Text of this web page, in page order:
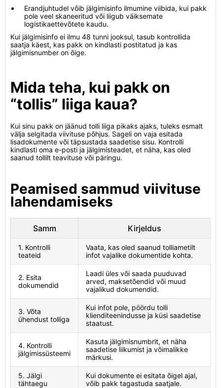
Erandjuhtudel võib jälgimisinfo ilmumine viibida, kui pakk
pole veel skaneeritud või liigub väiksemate
logistikaettevõtete kaudu.
Kui jälgimisinfo ei ilmu 48 tunni jooksul, tasub kontrollida
saatja käest, kas pakk on kindlasti postitatud ja kas
jälgimisnumber on õige.
Mida teha, kui pakk on
“tollis” liiga kaua?
Kui sinu pakk on jäänud tolli liiga pikaks ajaks, tuleks esmalt
välja selgitada viivituse põhjus. Sageli on vaja esitada
lisadokumente või täpsustada saadetise sisu. Kontrolli
kindlasti oma e-posti ja jälgimisteadet, et näha, kas oled
saanud tollilt teavituse või päringu.
Peamised sammud viivituse
lahendamiseks
Samm Kirjeldus
1. Kontrolli
teateid
Vaata, kas oled saanud tolliametilt
infot vajalike dokumentide kohta.
2. Esita
dokumendid
Laadi üles või saada puuduvad
arved, maksetõendid või muud
vajalikud dokumendid.
3. Võta
ühendust tolliga
Kui infot pole, pöördu tolli
klienditeenindusse ja küsi saadetise
staatust.
4. Kontrolli
jälgimissüsteemi
Kasuta jälgimisnumbrit, et näha
saadetise liikumist ja võimalikke
märkusi.
5. Jälgi
tähtaegu
Kui dokumente ei esitata õigel ajal,
võib pakk tagastuda saatjale.